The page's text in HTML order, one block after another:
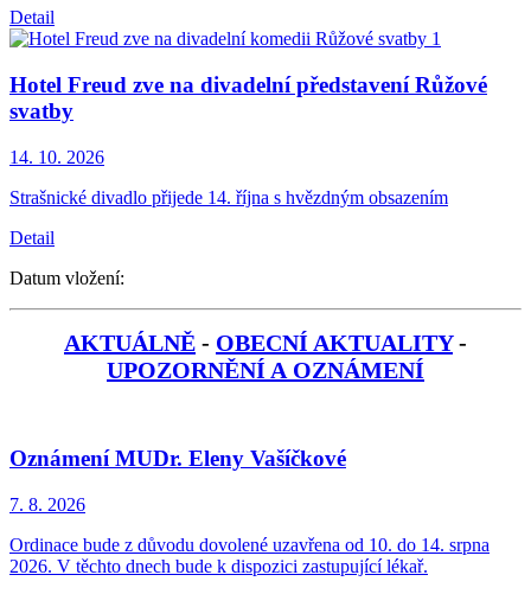
Detail
Hotel Freud zve na divadelní představení Růžové
svatby
14. 10. 2026
Strašnické divadlo přijede 14. října s hvězdným obsazením
Detail
Datum vložení:
AKTUÁLNĚ - OBECNÍ AKTUALITY-
UPOZORNĚNÍ A OZNÁMENÍ
Oznámení MUDr. Eleny Vašíčkové
7. 8. 2026
Ordinace bude z důvodu dovolené uzavřena od 10. do 14. srpna
2026. V těchto dnech bude k dispozici zastupující lékař.